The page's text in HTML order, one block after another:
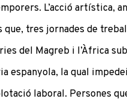
L’acció artística,
que, tres jornades de
del Magreb i l’Àfrica
espanyola, la qual
laboral. Persones